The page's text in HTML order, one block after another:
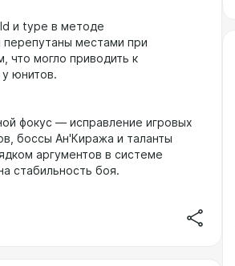
и type в методе
перепутаны местами при
что могло приводить к
юнитов.
фокус — исправление игровых
боссы Ан'Киража и таланты
аргументов в системе
стабильность боя.